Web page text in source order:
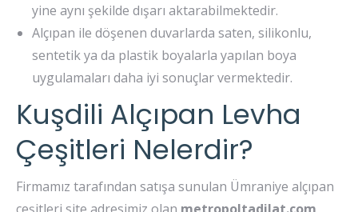
yine aynı şekilde dışarı aktarabilmektedir.
Alçıpan ile döşenen duvarlarda saten, silikonlu,
sentetik ya da plastik boyalarla yapılan boya
uygulamaları daha iyi sonuçlar vermektedir.
Kuşdili Alçıpan Levha
Çeşitleri Nelerdir?
Firmamız tarafından satışa sunulan Ümraniye alçıpan